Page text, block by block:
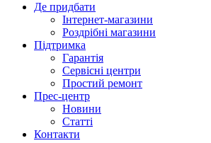
Де придбати
Інтернет-магазини
Роздрібні магазини
Підтримка
Гарантія
Сервісні центри
Простий ремонт
Прес-центр
Новини
Статті
Контакти